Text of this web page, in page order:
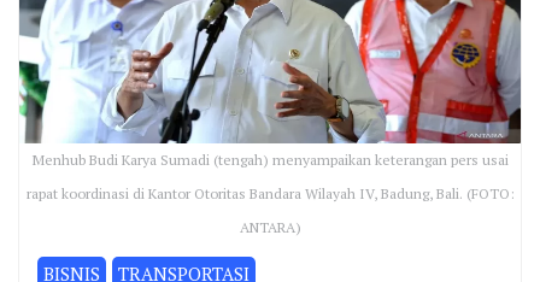
Menhub Budi Karya Sumadi (tengah) menyampaikan keterangan pers usai
rapat koordinasi di Kantor Otoritas Bandara Wilayah IV, Badung, Bali. (FOTO:
ANTARA)
BISNIS TRANSPORTASI